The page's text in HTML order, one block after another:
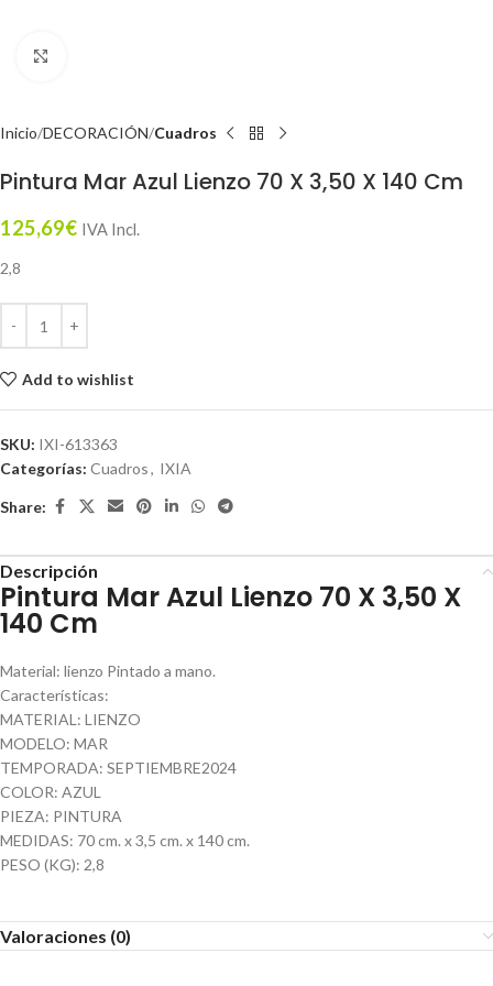
Inicio DECORACIÓN Cuadros
Pintura Mar Azul Lienzo 70 X 3,50 X 140 Cm
125,69€ IVA Incl.
2,8
Add to wishlist
SKU: IXI-613363
Categorías: Cuadros, IXIA
Share:
Descripción
Pintura Mar Azul Lienzo 70 X 3,50 X
140 Cm
Material: lienzo Pintado a mano.
Características:
MATERIAL: LIENZO
MODELO: MAR
TEMPORADA: SEPTIEMBRE2024
COLOR: AZUL
PIEZA: PINTURA
MEDIDAS: 70 cm. x 3,5 cm. x 140 cm.
PESO (KG): 2,8
Valoraciones (0)